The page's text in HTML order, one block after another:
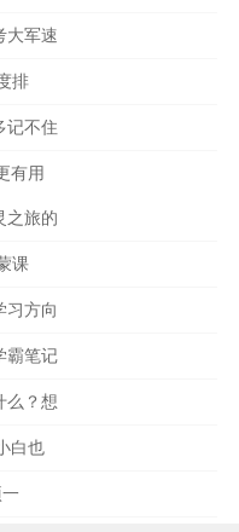
大军速
排
记不住
有用
之旅的
课
习方向
霸笔记
么？想
白也